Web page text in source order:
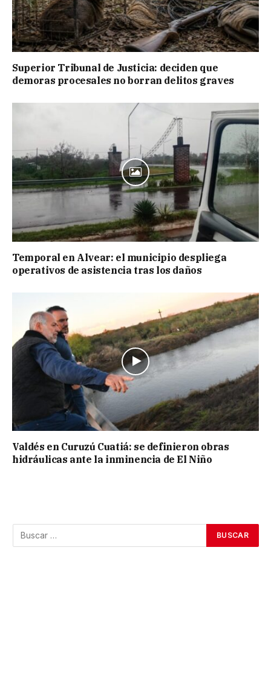
Superior Tribunal de Justicia: deciden que
demoras procesales no borran delitos graves
Temporal en Alvear: el municipio despliega
operativos de asistencia tras los daños
Valdés en Curuzú Cuatiá: se definieron obras
hidráulicas ante la inminencia de El Niño